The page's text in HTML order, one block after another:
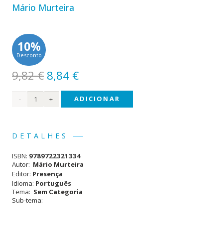
Mário Murteira
10%
Desconto
9,82€ O
preço
original
9,82 €.
8,84 €O
preço
atual
Quantidade
Mercado
Global
ADICIONAR
DETALHES
ISBN: 9789722321334
Autor: Mário Murteira
Editor: Presença
Idioma: Português
Tema: Sem Categoria
Sub-tema: